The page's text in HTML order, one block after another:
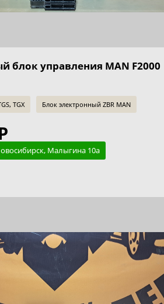
блок управления MAN F2000
TGX Блок электронный ZBR MAN
Малыгина 10а